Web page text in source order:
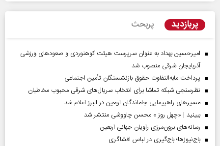
پربازدید پربحث
امیرحسین بهداد به عنوان سرپرست هیئت کوهنوردی و صعودهای ورزشی
آذربایجان شرقی منصوب شد
پرداخت مابه‌التفاوت حقوق بازنشستگان تأمین اجتماعی
نظرسنجی شبکه تماشا برای انتخاب سریال‌های شرقی محبوب مخاطبان
مسیر‌های راهپیمایی جاماندگان اربعین در البرز اعلام شد
ببینید | «چهل روز » محسن چاووشی منتشر شد
رسانه‌های برون‌مرزی راویان جهانی اربعین
باج‌نیوزها؛ باج‌گیری در لباس افشاگری